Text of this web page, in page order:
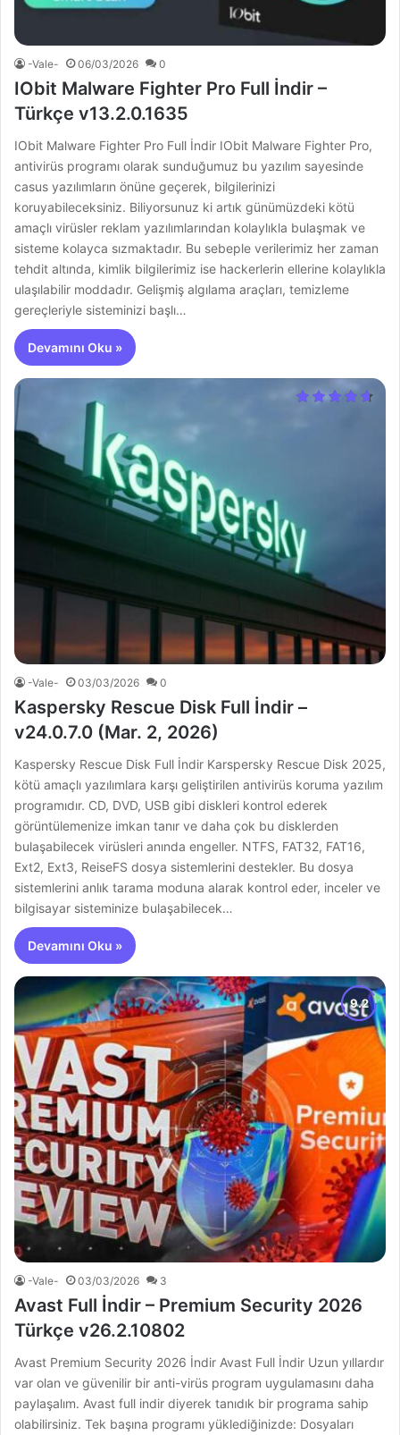
-Vale- 06/03/2026 0
IObit Malware Fighter Pro Full İndir –
Türkçe v13.2.0.1635
IObit Malware Fighter Pro Full İndir IObit Malware Fighter Pro,
antivirüs programı olarak sunduğumuz bu yazılım sayesinde
casus yazılımların önüne geçerek, bilgilerinizi
koruyabileceksiniz. Biliyorsunuz ki artık günümüzdeki kötü
amaçlı virüsler reklam yazılımlarından kolaylıkla bulaşmak ve
sisteme kolayca sızmaktadır. Bu sebeple verilerimiz her zaman
tehdit altında, kimlik bilgilerimiz ise hackerlerin ellerine kolaylıkla
ulaşılabilir moddadır. Gelişmiş algılama araçları, temizleme
gereçleriyle sisteminizi başlı…
Devamını Oku »
-Vale- 03/03/2026 0
Kaspersky Rescue Disk Full İndir –
v24.0.7.0 (Mar. 2, 2026)
Kaspersky Rescue Disk Full İndir Karspersky Rescue Disk 2025,
kötü amaçlı yazılımlara karşı geliştirilen antivirüs koruma yazılım
programıdır. CD, DVD, USB gibi diskleri kontrol ederek
görüntülemenize imkan tanır ve daha çok bu disklerden
bulaşabilecek virüsleri anında engeller. NTFS, FAT32, FAT16,
Ext2, Ext3, ReiseFS dosya sistemlerini destekler. Bu dosya
sistemlerini anlık tarama moduna alarak kontrol eder, inceler ve
bilgisayar sisteminize bulaşabilecek…
Devamını Oku »
-Vale- 03/03/2026 3
Avast Full İndir – Premium Security 2026
Türkçe v26.2.10802
Avast Premium Security 2026 İndir Avast Full İndir Uzun yıllardır
var olan ve güvenilir bir anti-virüs program uygulamasını daha
paylaşalım. Avast full indir diyerek tanıdık bir programa sahip
olabilirsiniz. Tek başına programı yüklediğinizde: Dosyaları